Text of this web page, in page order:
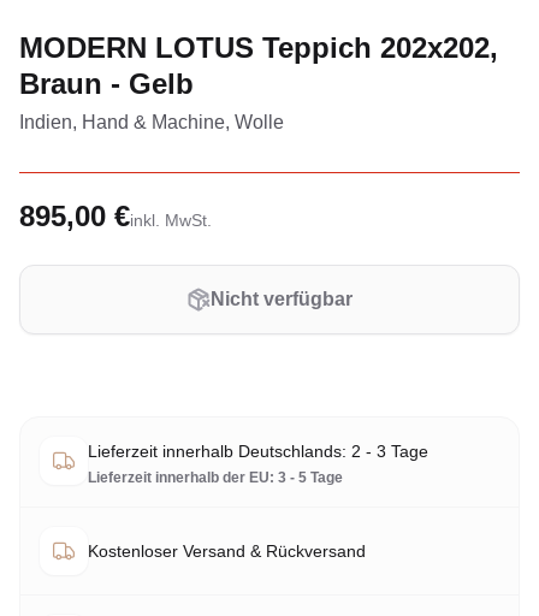
MODERN LOTUS Teppich 202x202,
Braun - Gelb
Indien, Hand & Machine, Wolle
895,00 €inkl. MwSt.
Nicht verfügbar
Lieferzeit innerhalb Deutschlands: 2 - 3 Tage
Lieferzeit innerhalb der EU: 3 - 5 Tage
Kostenloser Versand & Rückversand